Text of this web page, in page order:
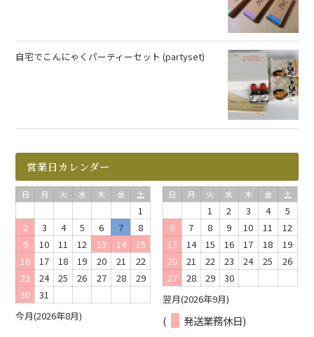
自宅でこんにゃくパーティーセット (partyset)
営業日カレンダー
今月(2026年8月)
日 月 火 水 木 金 土
1
2
3 4 5 6 7
8
9
10 11 12 13 14
15
16
17 18 19 20 21
22
23
24 25 26 27 28
29
30
31 翌月(2026年9月)
日 月 火 水 木 金 土
1 2 3 4
5
6
7 8 9 10 11
12
13
14 15 16 17 18
19
20
21 22 23 24 25
26
27
28 29 30
( 発送業務休日)